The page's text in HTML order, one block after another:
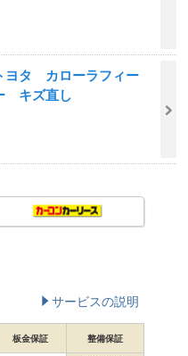
タ カローラフィー
キズ直し
サービスの説明
板金保証 整備保証